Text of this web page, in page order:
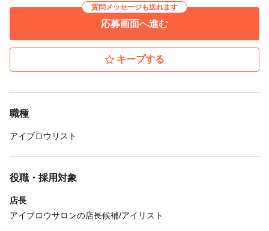
質問メッセージも送れます
応募画面へ進む
キープする
職種
アイブロウリスト
役職・採用対象
店長
アイブロウサロンの店長候補/アイリスト